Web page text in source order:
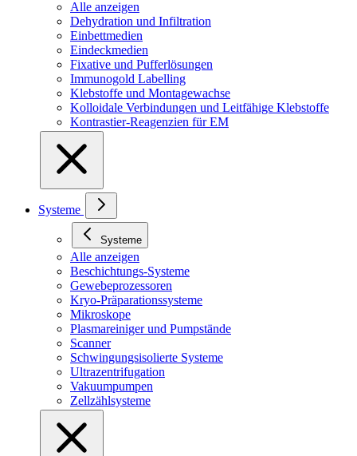
Alle anzeigen
Dehydration und Infiltration
Einbettmedien
Eindeckmedien
Fixative und Pufferlösungen
Immunogold Labelling
Klebstoffe und Montagewachse
Kolloidale Verbindungen und Leitfähige Klebstoffe
Kontrastier-Reagenzien für EM
Systeme
Systeme
Alle anzeigen
Beschichtungs-Systeme
Gewebeprozessoren
Kryo-Präparationssysteme
Mikroskope
Plasmareiniger und Pumpstände
Scanner
Schwingungsisolierte Systeme
Ultrazentrifugation
Vakuumpumpen
Zellzählsysteme